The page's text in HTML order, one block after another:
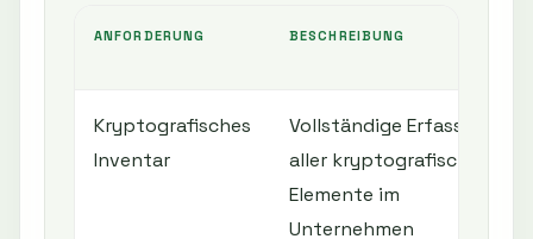
ANFORDERUNG BESCHREIBUNG
Kryptografisches
Inventar
Vollständige Erfassung
aller kryptografischen
Elemente im
Unternehmen